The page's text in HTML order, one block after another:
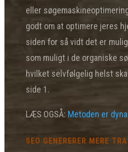
eller
godt om at optimere jeres
siden for så vidt det er
som muligt i de organiske
hvilket selvfølgelig helst
side 1.
LÆS OGSÅ: Metoden er
SEO GENERERER MERE